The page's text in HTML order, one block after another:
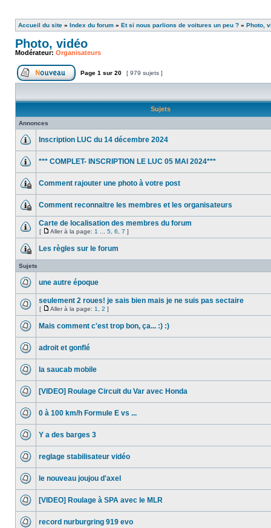
Accueil du site » Index du forum » Et si nous parlions de voitures un peu ? » Photo,
Photo, vidéo
Modérateur: Organisateurs
Page 1 sur 20 [ 979 sujets ]
Sujets
Annonces
Inscription LUC du 14 décembre 2024
*** COMPLET- INSCRIPTION LE LUC 05 MAI 2024***
Comment rajouter une photo à votre post
Comment reconnaitre les membres et les organisateurs
Carte de localisation des membres du forum
[ Aller à la page: 1 5 6 7 ]
Les règles sur le forum
Sujets
une autre époque
seulement 2 roues! je sais bien mais je ne suis pas sectaire
[ Aller à la page: 1 2 ]
Mais comment c'est trop bon, ça... :) :)
adroit et gonflé
la saucab mobile
[VIDEO] Roulage Circuit du Var avec Honda
0 à 100 km/h Formule E vs ...
Y a des barges 3
reglage stabilisateur vidéo
le nouveau joujou d'axel
[VIDEO] Roulage à SPA avec le MLR
record nurburgring 919 evo